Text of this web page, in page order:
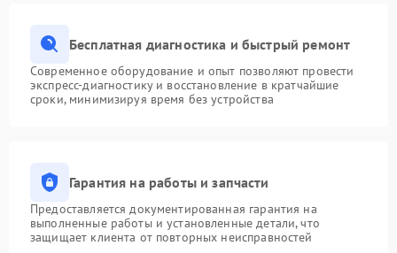
Бесплатная диагностика и быстрый ремонт
Современное оборудование и опыт позволяют провести
экспресс-диагностику и восстановление в кратчайшие
сроки, минимизируя время без устройства
Гарантия на работы и запчасти
Предоставляется документированная гарантия на
выполненные работы и установленные детали, что
защищает клиента от повторных неисправностей